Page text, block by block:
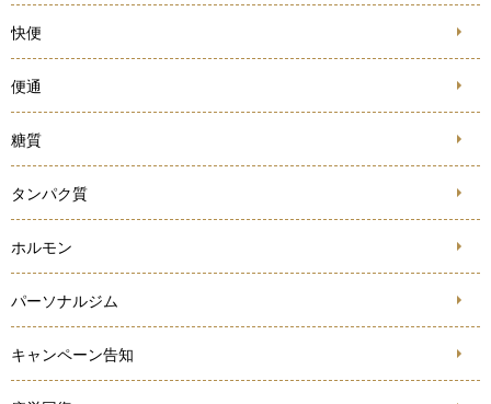
快便
便通
糖質
タンパク質
ホルモン
パーソナルジム
キャンペーン告知